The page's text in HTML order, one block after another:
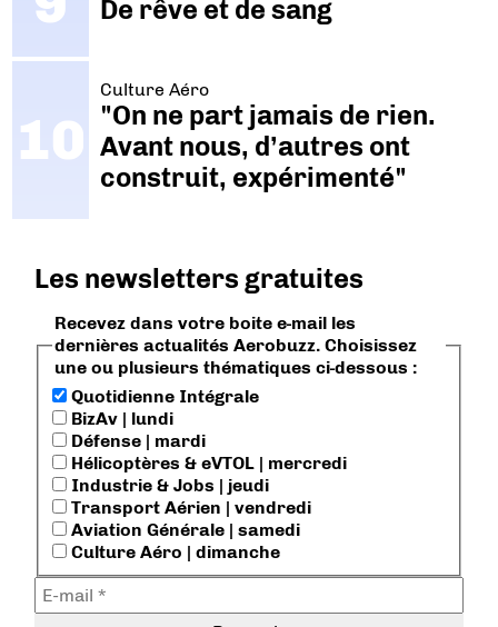
De rêve et de sang
Culture Aéro
"On ne part jamais de rien.
Avant nous, d’autres ont
construit, expérimenté"
Les newsletters gratuites
Recevez dans votre boite e-mail les
dernières actualités Aerobuzz. Choisissez
une ou plusieurs thématiques ci-dessous :
Quotidienne Intégrale
BizAv | lundi
Défense | mardi
Hélicoptères & eVTOL | mercredi
Industrie & Jobs | jeudi
Transport Aérien | vendredi
Aviation Générale | samedi
Culture Aéro | dimanche